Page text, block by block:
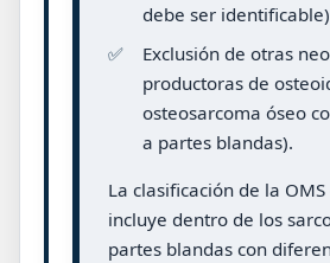
debe ser
✅
Exclusión de otras
productoras de
osteosarcoma óseo
a partes blandas).
La clasificación de la
incluye dentro de los
partes blandas con